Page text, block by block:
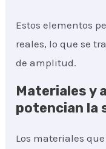
Estos elementos
reales, lo que se
de amplitud.
Materiales y
potencian la
Los materiales